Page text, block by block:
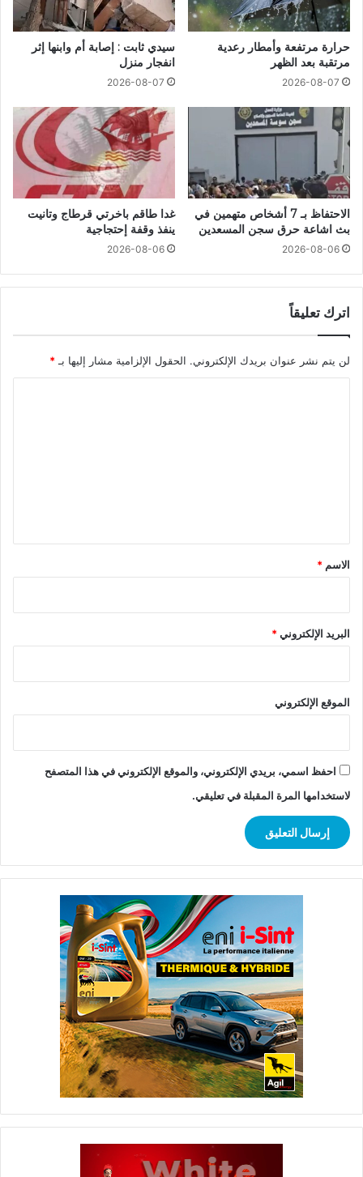
حرارة مرتفعة وأمطار رعدية
مرتقبة بعد الظهر
2026-08-07
سيدي ثابت : إصابة أم وابنها إثر
انفجار منزل
2026-08-07
الاحتفاظ بـ 7 أشخاص متهمين في
بث اشاعة حرق سجن المسعدين
2026-08-06
غدا طاقم باخرتي قرطاج وتانيت
ينفذ وقفة إحتجاجية
2026-08-06
اترك تعليقاً
لن يتم نشر عنوان بريدك الإلكتروني. الحقول الإلزامية مشار إليها بـ *
*
الاسم *
البريد الإلكتروني*
الموقع الإلكتروني
احفظ اسمي، بريدي الإلكتروني، والموقع الإلكتروني في هذا المتصفح
لاستخدامها المرة المقبلة في تعليقي.